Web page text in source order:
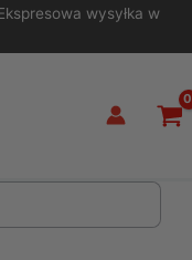
wysyłka w